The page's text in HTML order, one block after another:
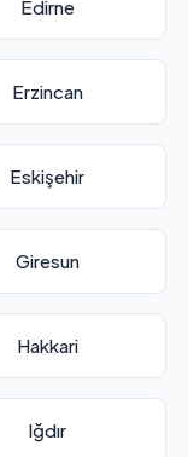
Edirne
Erzincan
Eskişehir
Giresun
Hakkari
Iğdır